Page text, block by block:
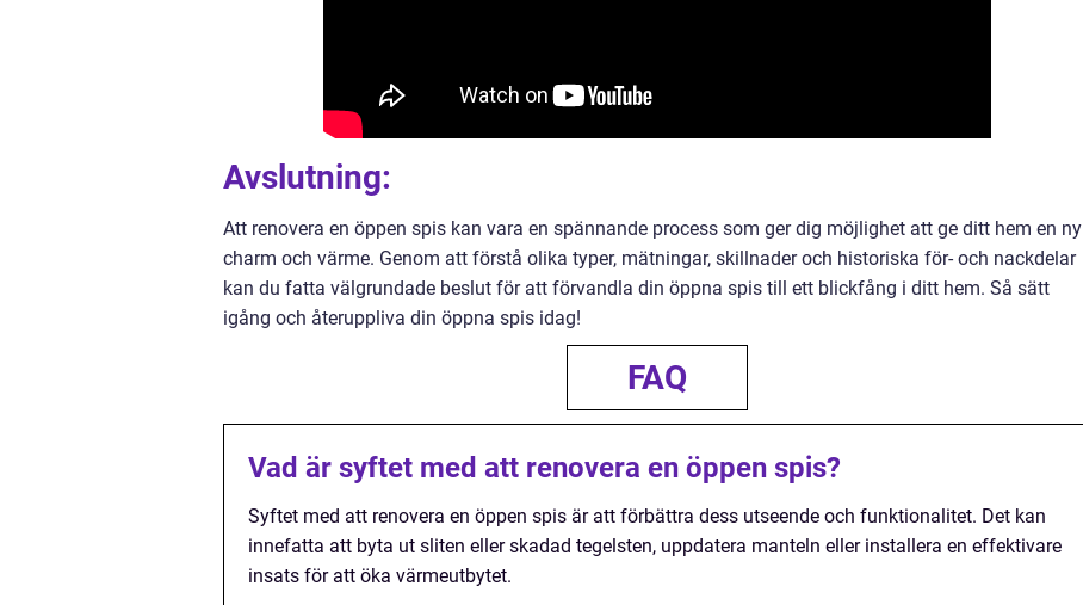
Avslutning:
Att renovera en öppen spis kan vara en spännande process som ger dig möjlighet att ge ditt hem en ny
charm och värme. Genom att förstå olika typer, mätningar, skillnader och historiska för- och nackdelar
kan du fatta välgrundade beslut för att förvandla din öppna spis till ett blickfång i ditt hem. Så sätt
igång och återuppliva din öppna spis idag!
FAQ
Vad är syftet med att renovera en öppen spis?
Syftet med att renovera en öppen spis är att förbättra dess utseende och funktionalitet. Det kan
innefatta att byta ut sliten eller skadad tegelsten, uppdatera manteln eller installera en effektivare
insats för att öka värmeutbytet.